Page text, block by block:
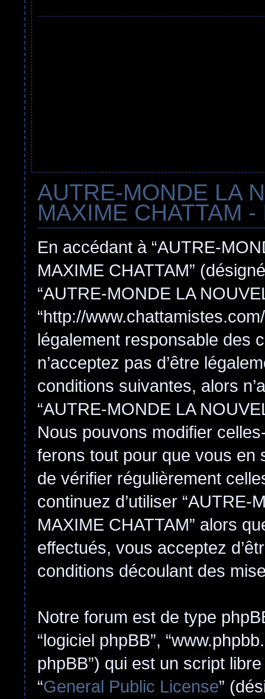
AUTRE-MONDE LA
MAXIME CHATTAM
En accédant à “AUTRE-
MAXIME CHATTAM”
“AUTRE-MONDE LA
“http://
légalement responsable des
n’acceptez pas d’être
conditions suivantes, alors
“AUTRE-MONDE LA
Nous pouvons modifier
ferons tout pour que vous en
de vérifier régulièrement
continuez d’utiliser “AUTRE-
MAXIME CHATTAM” alors
effectués, vous acceptez
conditions découlant des
Notre forum est de type
“logiciel phpBB”,
phpBB”) qui est un script
“General Public License”